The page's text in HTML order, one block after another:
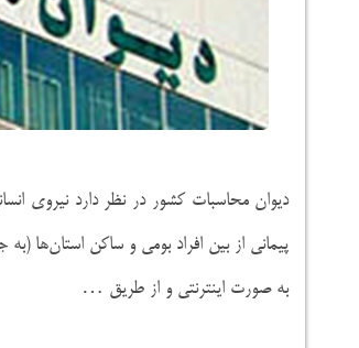
دیوان محاسبات کشور در نظر دارد نیروی
پیمانی از بین افراد بومی و ساکن استان‌ها
به صورت اینترنتی و از طریق …